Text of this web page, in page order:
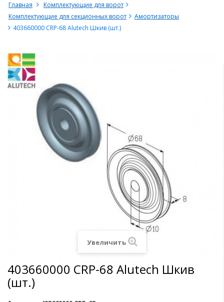
Главная
Комплектующие для ворот
Комплектующие для секционных ворот
Амортизаторы
403660000 CRP-68 Alutech Шкив (шт.)
Увеличить
403660000 CRP-68 Alutech Шкив
(шт.)